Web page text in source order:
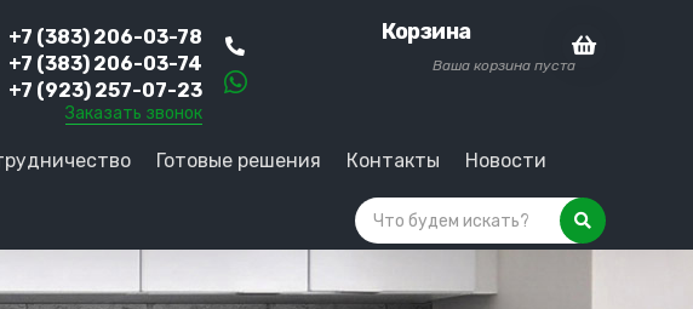
+7 (383) 206-03-78
+7 (383) 206-03-74
+7 (923) 257-07-23
Заказать звонок
Корзина
Ваша корзина пуста
Готовые решения Контакты Новости